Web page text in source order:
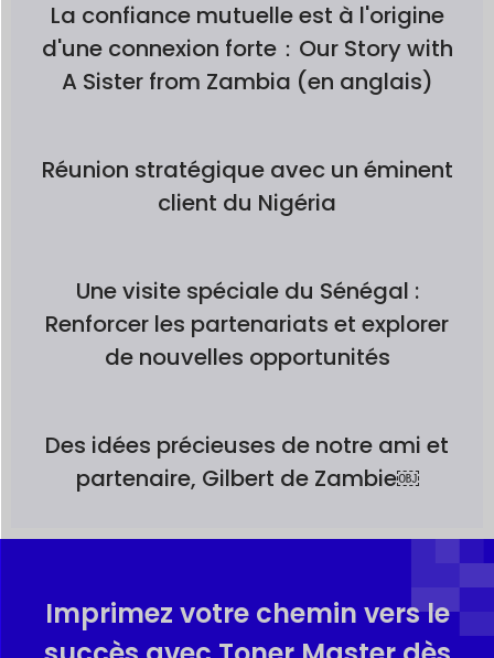
La confiance mutuelle est à l'origine
d'une connexion forte：Our Story with
A Sister from Zambia (en anglais)
Réunion stratégique avec un éminent
client du Nigéria
Une visite spéciale du Sénégal :
Renforcer les partenariats et explorer
de nouvelles opportunités
Des idées précieuses de notre ami et
partenaire, Gilbert de Zambie￼
Imprimez votre chemin vers le